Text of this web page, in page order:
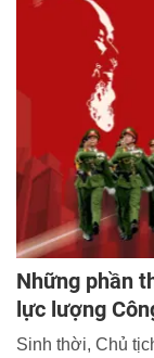
lượng CAND
Những phần
lực lượng
Sinh thời, Chủ